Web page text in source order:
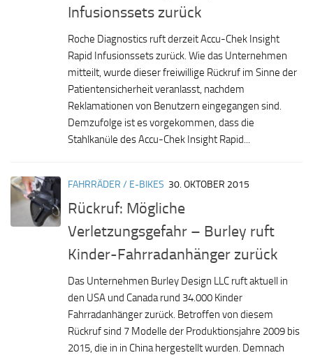
Infusionssets zurück
Roche Diagnostics ruft derzeit Accu-Chek Insight
Rapid Infusionssets zurück. Wie das Unternehmen
mitteilt, wurde dieser freiwillige Rückruf im Sinne der
Patientensicherheit veranlasst, nachdem
Reklamationen von Benutzern eingegangen sind.
Demzufolge ist es vorgekommen, dass die
Stahlkanüle des Accu-Chek Insight Rapid...
FAHRRÄDER / E-BIKES 30. OKTOBER 2015
Rückruf: Mögliche
Verletzungsgefahr – Burley ruft
Kinder-Fahrradanhänger zurück
Das Unternehmen Burley Design LLC ruft aktuell in
den USA und Canada rund 34.000 Kinder
Fahrradanhänger zurück. Betroffen von diesem
Rückruf sind 7 Modelle der Produktionsjahre 2009 bis
2015, die in in China hergestellt wurden. Demnach